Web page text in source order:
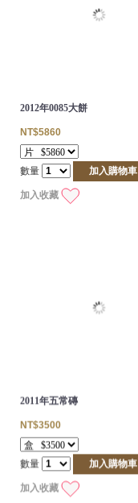
2012年0085大餅
NT$5860
數量 加入購物車
加入收藏
2011年五常磚
NT$3500
數量 加入購物車
加入收藏